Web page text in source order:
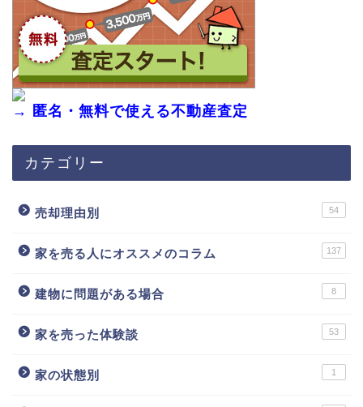
→ 匿名・無料で使える不動産査定
カテゴリー
売却理由別 54
家を売る人にオススメのコラム 137
建物に問題がある場合 8
家を売った体験談 53
家の状態別 1